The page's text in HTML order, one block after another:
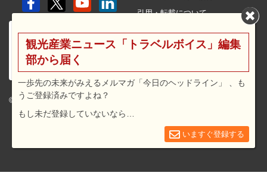
© 2026 travel voice.
引用・転載について
利用規約
広告メニュー・料金
観光産業ニュース「トラベルボイス」編集
部から届く
一歩先の未来がみえるメルマガ「今日のヘッドライン」 、も
うご登録済みですよね？
もし未だ登録していないなら…
いますぐ登録する